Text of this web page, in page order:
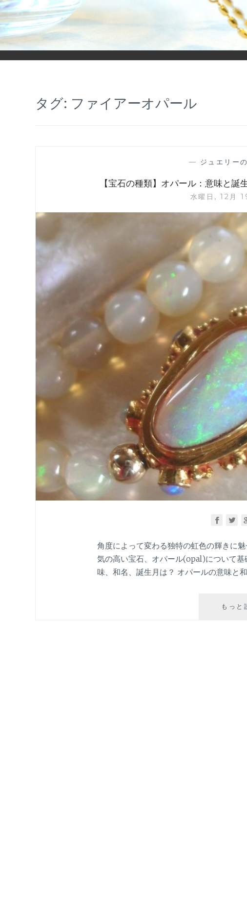
「ヒカリモノガタリ」は、ジュエリー・アクセサリーを愛し、コーデ
タグ: ファイアーオパール
— ジュエリー
【宝石の種類】オパール：意味と誕
水曜日, 12月
角度によって変わる独特の虹色の輝きに
気の高い宝石、オパール(opal)について
味、和名、誕生月は？ オパールの意味と
もっと